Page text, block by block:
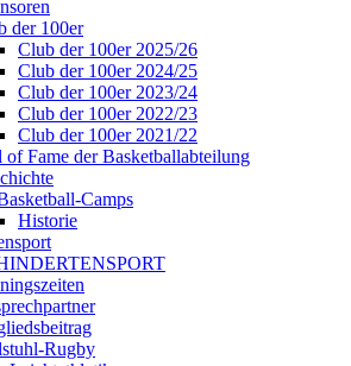
der 100er
Club der 100er 2025/26
Club der 100er 2024/25
Club der 100er 2023/24
Club der 100er 2022/23
Club der 100er 2021/22
of Fame der Basketballabteilung
Camps
Historie
Rugby